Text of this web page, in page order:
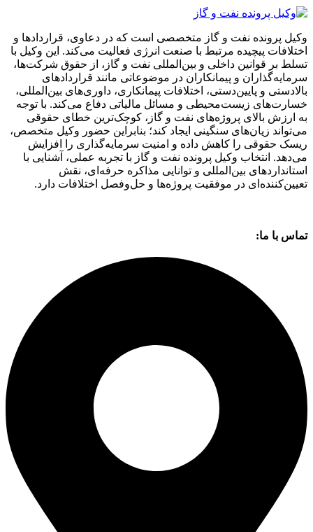
وکیل پرونده نفت و گاز متخصصی است که در دعاوی، قراردادها و
اختلافات پیچیده مرتبط با صنعت انرژی فعالیت می‌کند. این وکیل با
تسلط بر قوانین داخلی و بین‌المللی نفت و گاز، از حقوق شرکت‌ها،
سرمایه‌گذاران و پیمانکاران در موضوعاتی مانند قراردادهای
بالادستی و پایین‌دستی، اختلافات پیمانکاری، داوری‌های بین‌المللی،
خسارت‌های زیست‌محیطی و مسائل مالیاتی دفاع می‌کند. با توجه
به ارزش بالای پروژه‌های نفت و گاز، کوچک‌ترین خطای حقوقی
می‌تواند زیان‌های سنگینی ایجاد کند؛ بنابراین حضور وکیل متخصص،
ریسک حقوقی را کاهش داده و امنیت سرمایه‌گذاری را افزایش
می‌دهد. انتخاب وکیل پرونده نفت و گاز با تجربه عملی، آشنایی با
استانداردهای بین‌المللی و توانایی مذاکره حرفه‌ای، نقش
تعیین‌کننده‌ای در موفقیت پروژه‌ها و حل‌وفصل اختلافات دارد.
تماس با ما: